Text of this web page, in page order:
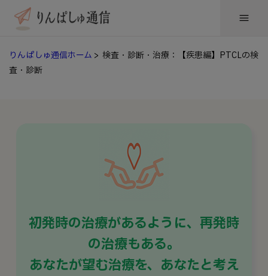
りんぱしゅ通信ホーム > 検査・診断・治療：【疾患編】PTCLの検
査・診断
初発時の治療があるように、 再発時
の治療もある。
あなたが望む治療を、あなたと考え